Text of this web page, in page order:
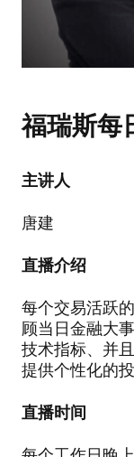
福瑞斯每
主讲人
唐建
直播介绍
每个交易活跃
顾当日金融大
技术指标、并
提供个性化的投
直播时间